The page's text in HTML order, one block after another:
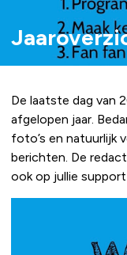
De laatste dag van
afgelopen jaar.
foto’s en natuurlijk
berichten. De
ook op jullie